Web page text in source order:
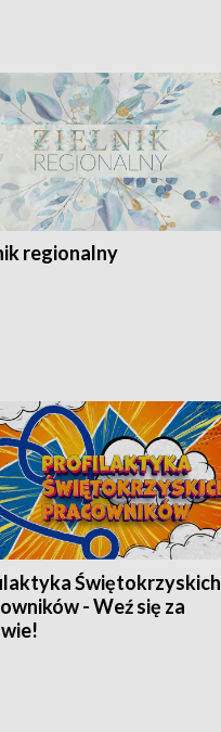
regionalny
Świętokrzyskich
- Weź się za